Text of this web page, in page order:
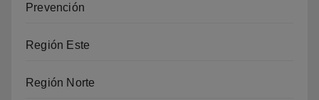
Prevención
Región Este
Región Norte